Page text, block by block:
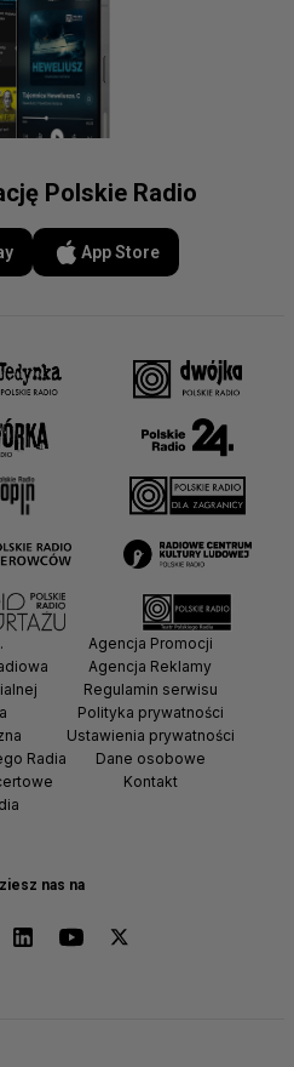
Polskie Radio
App Store
nas na
Radia
Agencja Promocji
Agencja Reklamy
Regulamin serwisu
Polityka prywatności
Ustawienia prywatności
Dane osobowe
Kontakt